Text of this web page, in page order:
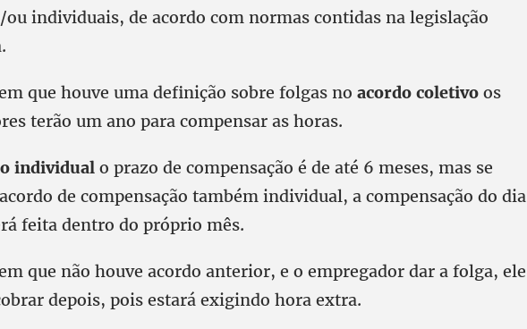
individuais, de acordo com normas contidas na legislação
que houve uma definição sobre folgas no acordo coletivo os
terão um ano para compensar as horas.
individual o prazo de compensação é de até 6 meses, mas se
de compensação também individual, a compensação do dia
feita dentro do próprio mês.
que não houve acordo anterior, e o empregador dar a folga, ele
depois, pois estará exigindo hora extra.